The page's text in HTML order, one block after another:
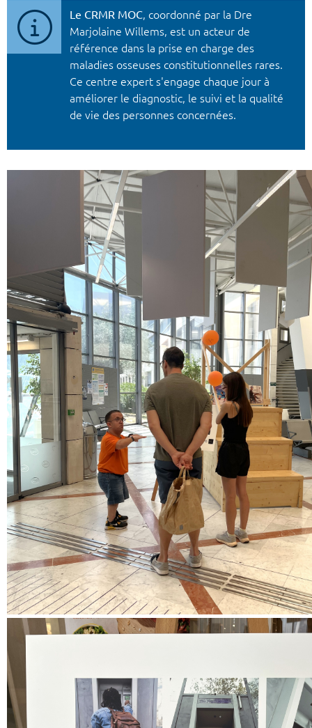
Le CRMR MOC, coordonné par la Dre
Marjolaine Willems, est un acteur de
référence dans la prise en charge des
maladies osseuses constitutionnelles rares.
Ce centre expert s'engage chaque jour à
améliorer le diagnostic, le suivi et la qualité
de vie des personnes concernées.